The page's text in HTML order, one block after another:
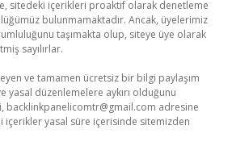
sitedeki içerikleri proaktif olarak denetleme
bulunmamaktadır. Ancak, üyelerimiz
taşımakta olup, siteye üye olarak
sayılırlar.
ve tamamen ücretsiz bir bilgi paylaşım
yasal düzenlemelere aykırı olduğunu
backlinkpanelicomtr@gmail.com adresine
içerikler yasal süre içerisinde sitemizden